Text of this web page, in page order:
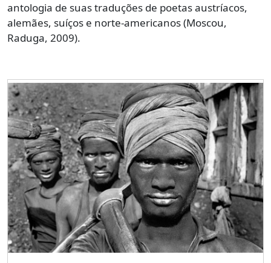
antologia de suas traduções de poetas austríacos,
alemães, suíços e norte-americanos (Moscou,
Raduga, 2009).